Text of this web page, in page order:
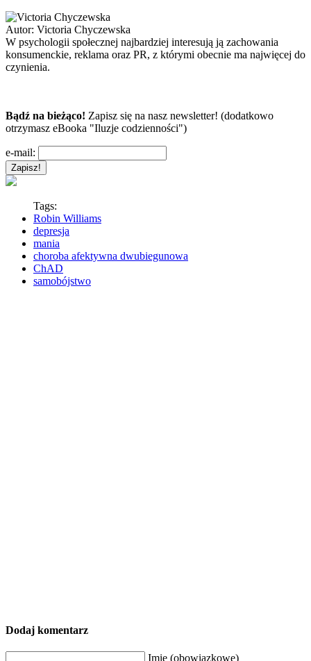
Autor: Victoria Chyczewska
W psychologii społecznej najbardziej interesują ją zachowania
konsumenckie, reklama oraz PR, z którymi obecnie ma najwięcej do
czynienia.
Bądź na bieżąco! Zapisz się na nasz newsletter! (dodatkowo
otrzymasz eBooka "Iluzje codzienności")
e-mail:
Tags:
Robin Williams
depresja
mania
choroba afektywna dwubiegunowa
ChAD
samobójstwo
Dodaj komentarz
Imię (obowiązkowe)